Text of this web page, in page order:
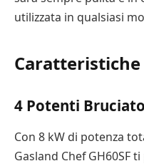
utilizzata in qualsiasi
Caratteristiche
4 Potenti
Con 8 kW di potenza
Gasland Chef GH60SF